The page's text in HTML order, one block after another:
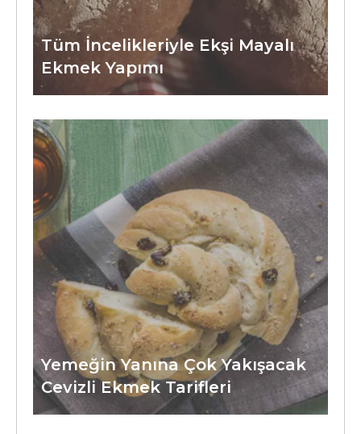
Tüm İncelikleriyle Ekşi Mayalı
Ekmek Yapımı
Yemeğin Yanına Çok Yakışacak
Cevizli Ekmek Tarifleri